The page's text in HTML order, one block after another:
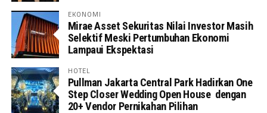
EKONOMI
Mirae Asset Sekuritas Nilai Investor Masih
Selektif Meski Pertumbuhan Ekonomi
Lampaui Ekspektasi
HOTEL
Pullman Jakarta Central Park Hadirkan One
Step Closer Wedding Open House dengan
20+ Vendor Pernikahan Pilihan